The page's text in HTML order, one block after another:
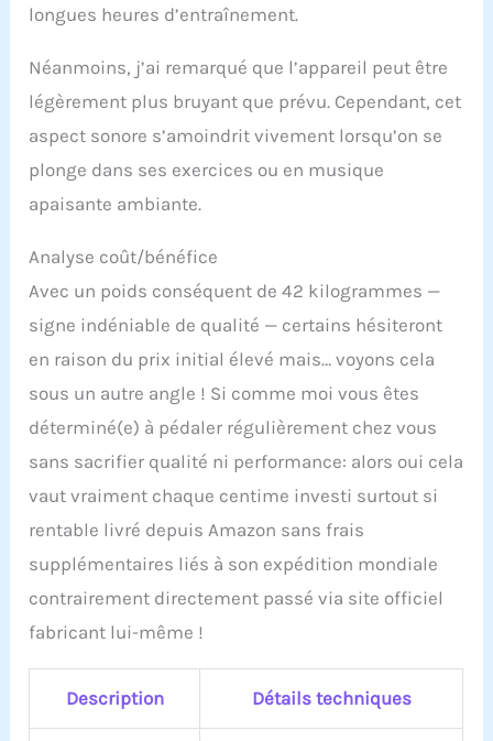
longues heures d’entraînement.
Néanmoins, j’ai remarqué que l’appareil peut être
légèrement plus bruyant que prévu. Cependant, cet
aspect sonore s’amoindrit vivement lorsqu’on se
plonge dans ses exercices ou en musique
apaisante ambiante.
Analyse coût/bénéfice
Avec un poids conséquent de 42 kilogrammes —
signe indéniable de qualité — certains hésiteront
en raison du prix initial élevé mais… voyons cela
sous un autre angle ! Si comme moi vous êtes
déterminé(e) à pédaler régulièrement chez vous
sans sacrifier qualité ni performance: alors oui cela
vaut vraiment chaque centime investi surtout si
rentable livré depuis Amazon sans frais
supplémentaires liés à son expédition mondiale
contrairement directement passé via site officiel
fabricant lui-même !
Description Détails techniques